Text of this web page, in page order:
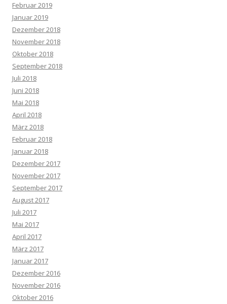
Februar 2019
Januar 2019
Dezember 2018
November 2018
Oktober 2018
September 2018
Juli 2018
Juni 2018
Mai 2018
April 2018
März 2018
Februar 2018
Januar 2018
Dezember 2017
November 2017
September 2017
August 2017
Juli 2017
Mai 2017
April 2017
März 2017
Januar 2017
Dezember 2016
November 2016
Oktober 2016